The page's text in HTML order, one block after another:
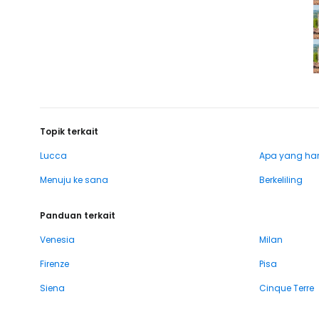
Topik terkait
Lucca
Apa yang
Menuju ke sana
Berkeliling
Panduan terkait
Venesia
Milan
Firenze
Pisa
Siena
Cinque Terre